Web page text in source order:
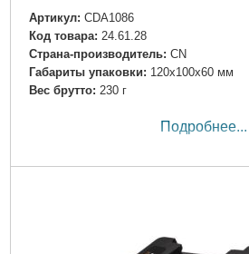
Артикул: CDA1086
Код товара: 24.61.28
Страна-производитель: CN
Габариты упаковки: 120x100x60 мм
Вес брутто: 230 г
Подробнее...